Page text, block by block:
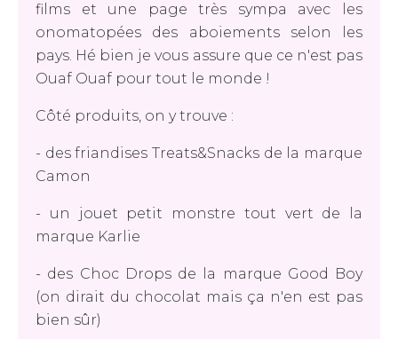
films et une page très sympa avec les
onomatopées des aboiements selon les
pays. Hé bien je vous assure que ce n'est pas
Ouaf Ouaf pour tout le monde !
Côté produits, on y trouve :
- des friandises Treats&Snacks de la marque
Camon
- un jouet petit monstre tout vert de la
marque Karlie
- des Choc Drops de la marque Good Boy
(on dirait du chocolat mais ça n'en est pas
bien sûr)